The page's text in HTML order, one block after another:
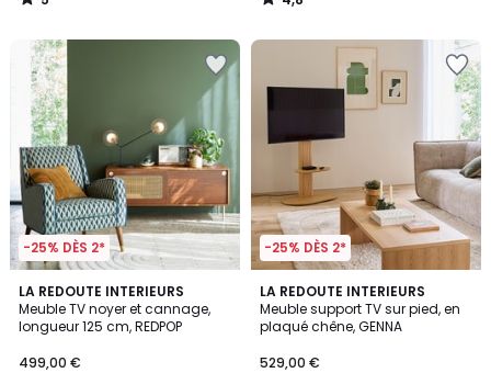
/
/
-25% DÈS 2*
LA REDOUTE INTERIEURS
Meuble TV noyer et cannage,
longueur 125 cm, REDPOP
499,00 €
4,6
/ 5
-25% DÈS 2*
LA REDOUTE INTERIEURS
Meuble support TV sur pied, en
plaqué chêne, GENNA
529,00 €